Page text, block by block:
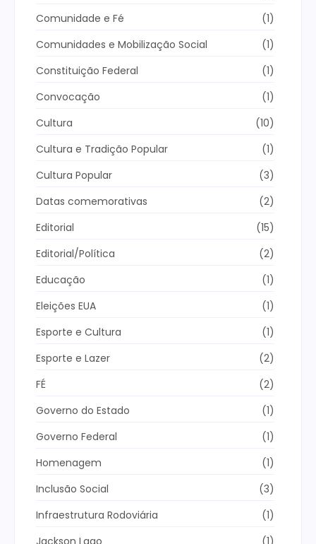
Comunidade e Fé
(1)
Comunidades e Mobilização Social
(1)
Constituição Federal
(1)
Convocação
(1)
Cultura
(10)
Cultura e Tradição Popular
(1)
Cultura Popular
(3)
Datas comemorativas
(2)
Editorial
(15)
Editorial/Política
(2)
Educação
(1)
Eleições EUA
(1)
Esporte e Cultura
(1)
Esporte e Lazer
(2)
FÉ
(2)
Governo do Estado
(1)
Governo Federal
(1)
Homenagem
(1)
Inclusão Social
(3)
Infraestrutura Rodoviária
(1)
Jackson Lago
(1)